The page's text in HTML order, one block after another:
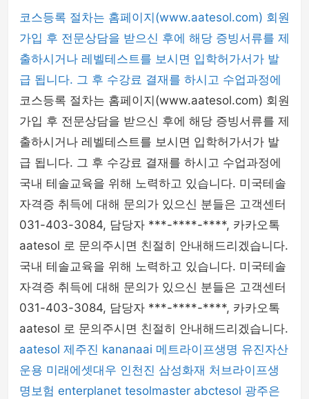
코스등록 절차는 홈페이지(www.aatesol.com) 회원
가입 후 전문상담을 받으신 후에 해당 증빙서류를 제
출하시거나 레벨테스트를 보시면 입학허가서가 발
급 됩니다. 그 후 수강료 결재를 하시고 수업과정에
코스등록 절차는 홈페이지(www.aatesol.com) 회원
가입 후 전문상담을 받으신 후에 해당 증빙서류를 제
출하시거나 레벨테스트를 보시면 입학허가서가 발
급 됩니다. 그 후 수강료 결재를 하시고 수업과정에
국내 테솔교육을 위해 노력하고 있습니다. 미국테솔
자격증 취득에 대해 문의가 있으신 분들은 고객센터
031-403-3084, 담당자 ***-****-****, 카카오톡
aatesol 로 문의주시면 친절히 안내해드리겠습니다.
국내 테솔교육을 위해 노력하고 있습니다. 미국테솔
자격증 취득에 대해 문의가 있으신 분들은 고객센터
031-403-3084, 담당자 ***-****-****, 카카오톡
aatesol 로 문의주시면 친절히 안내해드리겠습니다.
aatesol 제주진 kananaai 메트라이프생명 유진자산
운용 미래에셋대우 인천진 삼성화재 처브라이프생
명보험 enterplanet tesolmaster abctesol 광주은